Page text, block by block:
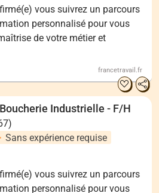
vous suivrez un parcours
personnalisé pour vous
de votre métier et
francetravail.fr
Industrielle - F/H
Sans expérience requise
vous suivrez un parcours
personnalisé pour vous